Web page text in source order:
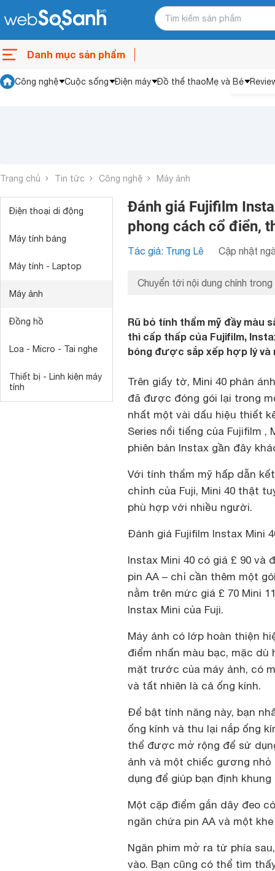
Danh mục sản phẩm
Công nghệ Cuộc sống Điện máy Đồ thể thaoMẹ và Bé
Trang chủ Tin tức Công nghệ Máy ảnh
Điện thoại di động
Máy tính bảng
Máy tính - Laptop
Máy ảnh
Đồng hồ
Loa - Micro - Tai nghe
Thiết bị - Linh kiện máy
tính
Đánh giá Fujifilm
phong cách cổ điển,
Tác giả: Trung Lê Cập nhật
Chuyển tới nội dung chính trong
Rũ bỏ tính thẩm mỹ đầy màu
thì cấp thấp của Fujifilm,
bóng được sắp xếp hợp lý và
Trên giấy tờ, Mini 40 phản
đã được đóng gói lại trong
nhất một vài dấu hiệu thiết
Series nổi tiếng của Fujifilm
phiên bản Instax gần đây
Với tính thẩm mỹ hấp dẫn
chỉnh của Fuji, Mini 40 thật
phù hợp với nhiều người.
Đánh giá Fujifilm Instax Mini
Instax Mini 40 có giá £ 90
pin AA – chỉ cần thêm một
nằm trên mức giá £ 70 Mini
Instax Mini của Fuji.
Máy ảnh có lớp hoàn thiện
điểm nhấn màu bạc, mặc
mặt trước của máy ảnh, có
và tất nhiên là cả ống kính.
Để bật tính năng này, bạn
ống kính và thu lại nắp ống
thể được mở rộng để sử
ảnh và một chiếc gương
dụng để giúp bạn định
Một cặp điểm gắn dây đeo
ngăn chứa pin AA và một
Ngăn phim mở ra từ phía
vào. Bạn cũng có thể tìm